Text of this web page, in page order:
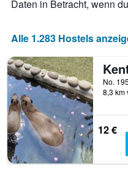
Achse,
die
der
Tage
vor
dem
Aufenthalt
anzeigt
Das
Diagramm
hat
1
Daten in Betracht, wenn
Alle 1.283 Hostels
8,3 km
12 €